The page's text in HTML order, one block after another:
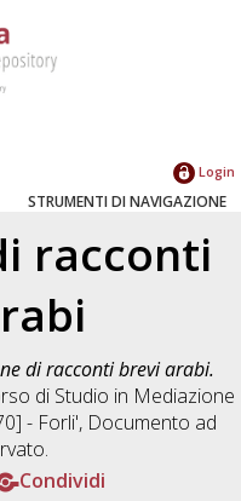
Login
STRUMENTI DI NAVIGAZIONE
racconti
di racconti brevi arabi.
di Studio in Mediazione
- Forli', Documento ad
Condividi